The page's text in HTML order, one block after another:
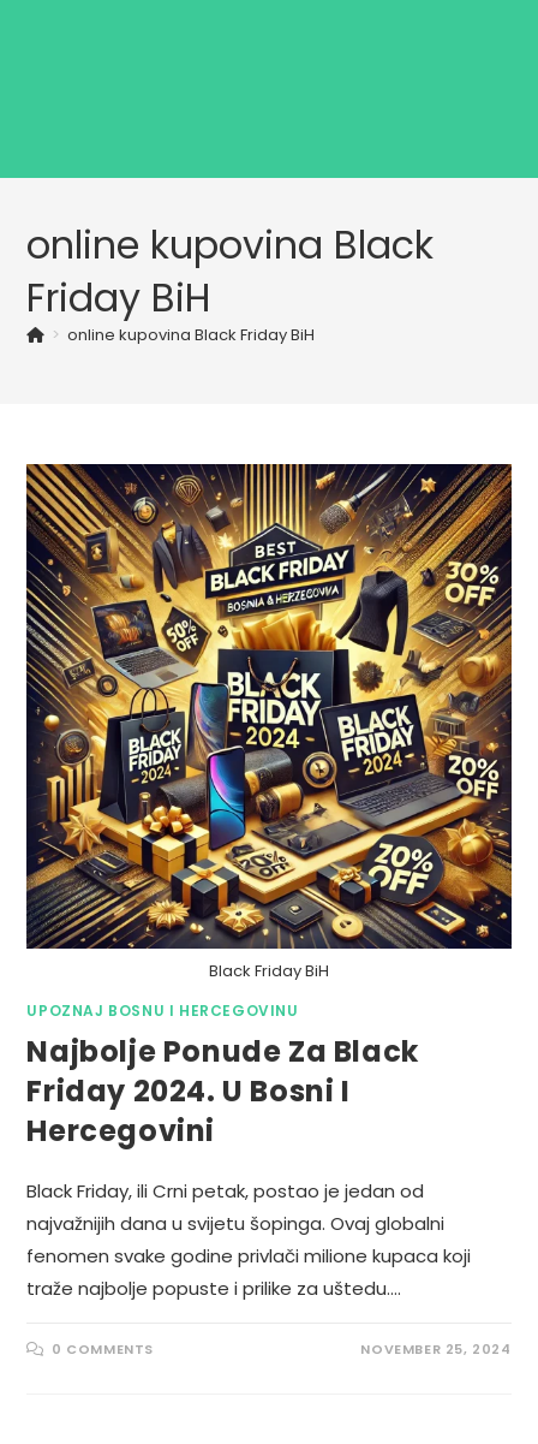
online kupovina Black
Friday BiH
> online kupovina Black Friday BiH
Black Friday BiH
UPOZNAJ BOSNU I HERCEGOVINU
Najbolje Ponude Za Black
Friday 2024. U Bosni I
Hercegovini
Black Friday, ili Crni petak, postao je jedan od
najvažnijih dana u svijetu šopinga. Ovaj globalni
fenomen svake godine privlači milione kupaca koji
traže najbolje popuste i prilike za uštedu.…
0 COMMENTS NOVEMBER 25, 2024